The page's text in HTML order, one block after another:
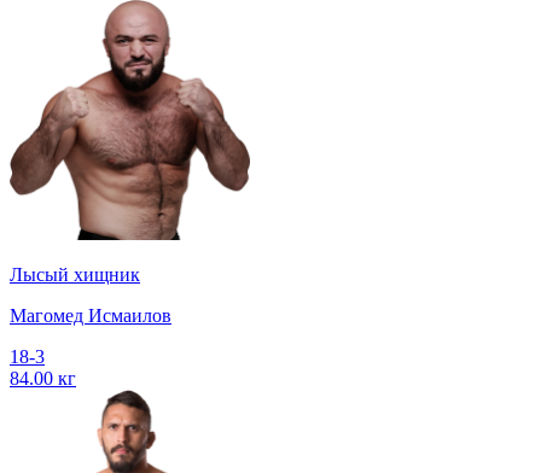
Лысый хищник
Магомед Исмаилов
18-3
84.00 кг